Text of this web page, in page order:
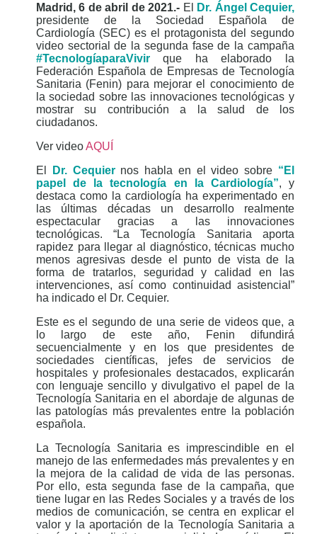
Madrid, 6 de abril de 2021.- El
Dr. Ángel Cequier,
presidente de la Sociedad Española de
Cardiología (SEC) es el protagonista del segundo
video sectorial de la segunda fase de la campaña
#TecnologíaparaVivirque ha elaborado la
Federación Española de Empresas de Tecnología
Sanitaria (Fenin) para mejorar el conocimiento de
la sociedad sobre las innovaciones tecnológicas y
mostrar su contribución a la salud de los
ciudadanos.
Ver videoAQUÍ
El
Dr. Cequiernos habla en el video sobre “El
papel de la tecnología en la Cardiología”, y
destaca como la cardiología ha experimentado en
las últimas décadas un desarrollo realmente
espectacular gracias a las innovaciones
tecnológicas. “La Tecnología Sanitaria aporta
rapidez para llegar al diagnóstico, técnicas mucho
menos agresivas desde el punto de vista de la
forma de tratarlos, seguridad y calidad en las
intervenciones, así como continuidad asistencial”
ha indicado el Dr. Cequier.
Este es el segundo de una serie de videos que, a
lo largo de este año, Fenin difundirá
secuencialmente y en los que presidentes de
sociedades científicas, jefes de servicios de
hospitales y profesionales destacados, explicarán
con lenguaje sencillo y divulgativo el papel de la
Tecnología Sanitaria en el abordaje de algunas de
las patologías más prevalentes entre la población
española.
La Tecnología Sanitaria es imprescindible en el
manejo de las enfermedades más prevalentes y en
la mejora de la calidad de vida de las personas.
Por ello, esta segunda fase de la campaña, que
tiene lugar en las Redes Sociales y a través de los
medios de comunicación, se centra en explicar el
valor y la aportación de la Tecnología Sanitaria a